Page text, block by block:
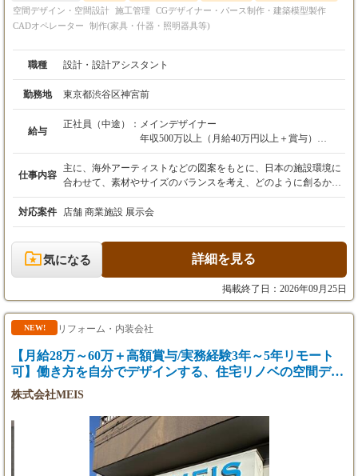
空間デザイン・空間設計 施工管理
CGデザイナー・パース制作・建築模型製作
CADオペレーター
制作(家具・什器・照明器具等)
職種 設計・設計アシスタント
勤務地 東京都渋谷区神宮前
給与
正社員（中途）： メインデザイナー
年収500万以上（月給40万円以上＋賞与）
年俸制での対応も検討いたします。（今までの
経験を考慮）
アシスタントデザイナー
月給28万円以上＋賞与（能力によりスタート金
額調整）
未経験アシスタント
月給24万円（能力によりスタート金額調整）
※年齢・経験を考慮の上、決定いたします。
※夜間立ち合い時は深夜手当を別途支給いたし
ます。
ただきます。その後、社員登用制度あり。
仕事内容
主に、海外アーティストなどの図案をもとに、日本の施設環境に
合わせて、素材やサイズのバランスを考え、どのように創るかを
設計し、プランを具現化させ設営まで携わります。 デザイン・設
計はもちろんのこと、クライアントとの打ち合わせから引き渡し
まで、理想をカタチにするまでをトータルでお手伝いできる仕事
です。 これまで培ってきた知識やスキルを活かして活躍していく
ことはもちろん、新しいフィールドに挑戦したい方も大歓迎で
す！ 今回は即戦力として、設計者を募集いたします。3Dソフト
ちしております！ 》 設計者 ◆デザイン・設計の実務経験があり
什器の図面が描ける方 ◆スケッチを解体し製作図面を作れる方
◆各種アプリケーションのスキルをお持ちの方 ◆これまでの経験
欲を持って取り組める方 経験者の方、お気軽に問い合わせくださ
い。 こちらではあまり写真を掲載できませんが、実際の施工事例
話ししましょう。
対応案件 店舗 商業施設 展示会
気になる 詳細を見る
掲載終了日：2026年09月25日
NEW! リフォーム・内装会社
【月給28万～60万＋高額賞与/実務経験3年～5年リモート
可】働き方を自分でデザインする、住宅リノベの空間デザ
イナー募集
株式会社MEIS